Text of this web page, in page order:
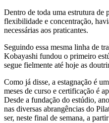
Dentro de toda uma estrutura de
flexibilidade e concentração,
necessárias aos praticantes.
Seguindo essa mesma linha de
Kobayashi fundou o primeiro
segue fielmente até hoje as
Como já disse, a estagnação é
meses de curso e certificação é
Desde a fundação do estúdio,
nas diversas abrangências do
ser, neste final de semana, a